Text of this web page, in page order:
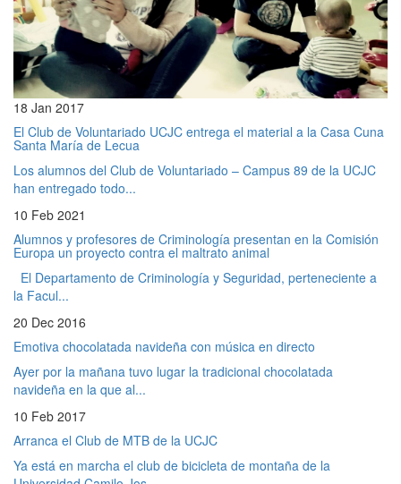
18 Jan 2017
El Club de Voluntariado UCJC entrega el material a la Casa Cuna
Santa María de Lecua
Los alumnos del Club de Voluntariado – Campus 89 de la UCJC
han entregado todo...
10 Feb 2021
Alumnos y profesores de Criminología presentan en la Comisión
Europa un proyecto contra el maltrato animal
El Departamento de Criminología y Seguridad, perteneciente a
la Facul...
20 Dec 2016
Emotiva chocolatada navideña con música en directo
Ayer por la mañana tuvo lugar la tradicional chocolatada
navideña en la que al...
10 Feb 2017
Arranca el Club de MTB de la UCJC
Ya está en marcha el club de bicicleta de montaña de la